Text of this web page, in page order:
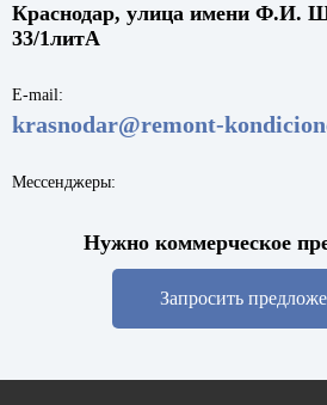
Краснодар, улица имени Ф.И.
33/1литА
E-mail:
krasnodar@remont-
Мессенджеры:
Нужно коммерческое
Запросить